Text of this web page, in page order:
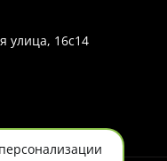
улица, 16с14